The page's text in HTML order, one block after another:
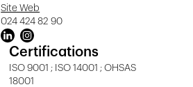
Site Web
024 424 82 90
Certifications
ISO 9001 ; ISO 14001 ; OHSAS
18001